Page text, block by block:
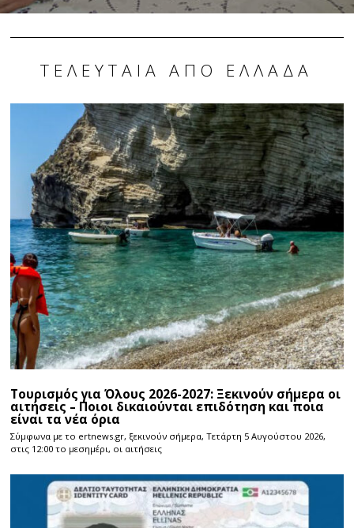
ΤΕΛΕΥΤΑΊΑ ΑΠΌ ΕΛΛΆΔΑ
Τουρισμός για Όλους 2026-2027: Ξεκινούν σήμερα οι
αιτήσεις – Ποιοι δικαιούνται επιδότηση και ποια
είναι τα νέα όρια
Σύμφωνα με το ertnews.gr, ξεκινούν σήμερα, Τετάρτη 5 Αυγούστου 2026,
στις 12:00 το μεσημέρι, οι αιτήσεις